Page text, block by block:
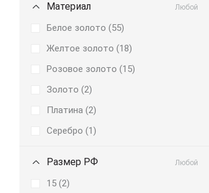
Материал Любой
Белое золото (55)
Желтое золото (18)
Розовое золото (15)
Золото (2)
Платина (2)
Серебро (1)
Размер РФ Любой
15 (2)